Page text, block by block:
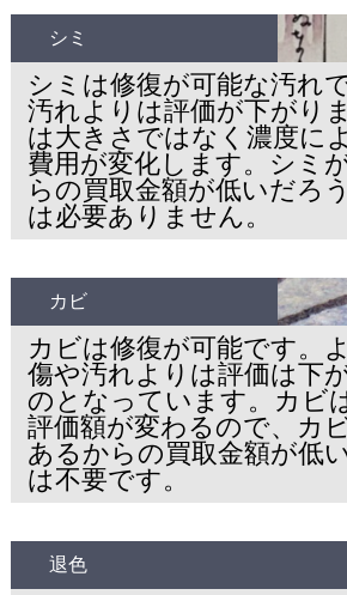
シミ
シミは修復が可能な汚れ
汚れよりは評価が下がり
は大きさではなく濃度に
費用が変化します。シミ
らの買取金額が低いだろ
は必要ありません。
カビ
カビは修復が可能です。
傷や汚れよりは評価は下
のとなっています。カビ
評価額が変わるので、カ
あるからの買取金額が低
は不要です。
退色